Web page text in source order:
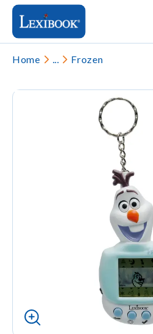
Home ... Frozen